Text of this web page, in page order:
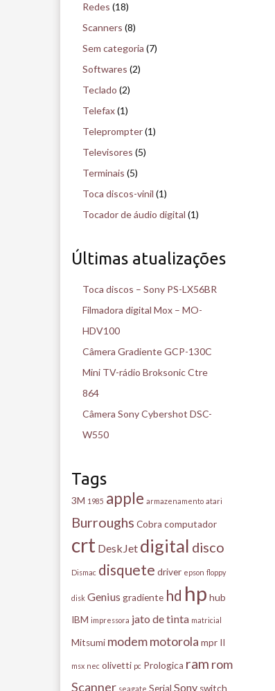
Redes (18)
Scanners (8)
Sem categoria (7)
Softwares (2)
Teclado (2)
Telefax(1)
Teleprompter(1)
Televisores (5)
Terminais (5)
Toca discos-vinil (1)
Tocador de áudio digital (1)
Últimas atualizações
Toca discos – Sony PS-LX56BR
Filmadora digital Mox – MO-
HDV100
Câmera Gradiente GCP-130C
Mini TV-rádio Broksonic Ctre
864
Câmera Sony Cybershot DSC-
W550
Tags
3M 1985 apple armazenamento atari
Burroughs Cobra computador
crt DeskJet digital disco
Dismac disquete driver epson floppy
disk Genius gradiente hd hp hub
IBM impressora jato de tinta matricial
Mitsumi modemmotorola mpr II
msx nec olivetti pc Prologica ram rom
Scanner seagate Serial Sony switch